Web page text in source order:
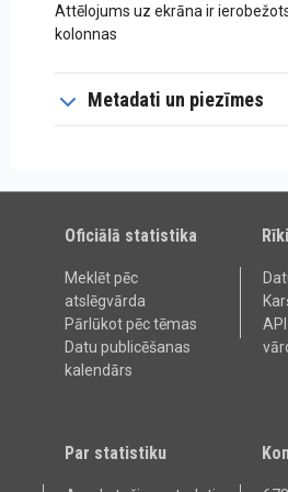
Attēlojums uz ekrāna ir
kolonnas
Metadati un piezīmes
Oficiālā statistika
Meklēt pēc
atslēgvārda
Pārlūkot pēc tēmas
Datu publicēšanas
kalendārs
Rīki
Par statistiku